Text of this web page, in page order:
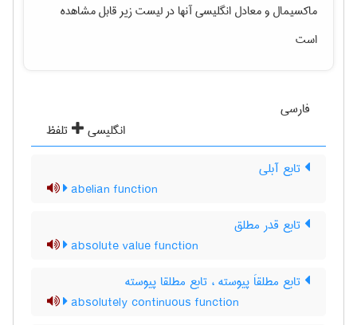
ماکسیمالو معادل انگلیسی آنها در لیست زیر قابل مشاهده
است
فارسی
انگلیسی
تلفظ
تابع آبلی
abelian function
تابع قدر مطلق
absolute value function
تابع مطلقاَ پیوسته ، تابع مطلقا پیوسته
absolutely continuous function